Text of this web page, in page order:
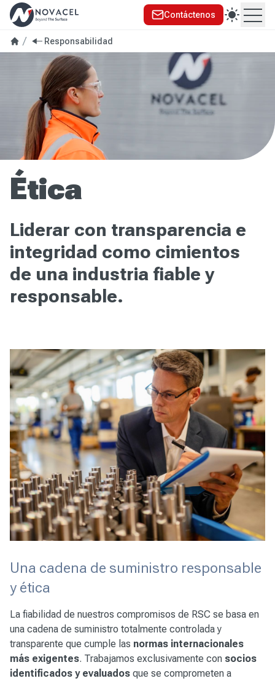
Contáctenos
Responsabilidad
Ética
Liderar con transparencia e
integridad como cimientos
de una industria fiable y
responsable.
Una cadena de suministro responsable
y ética
La fiabilidad de nuestros compromisos de RSC se basa en
una cadena de suministro totalmente controlada y
transparente que cumple las normas internacionales
más exigentes. Trabajamos exclusivamente con socios
identificados y evaluados que se comprometen a